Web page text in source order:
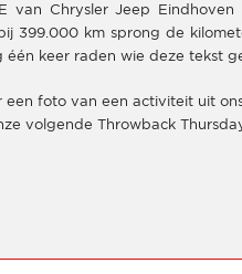
van Chrysler Jeep
399.000 km sprong de
één keer raden wie deze tekst
een foto van een activiteit uit
volgende Throwback